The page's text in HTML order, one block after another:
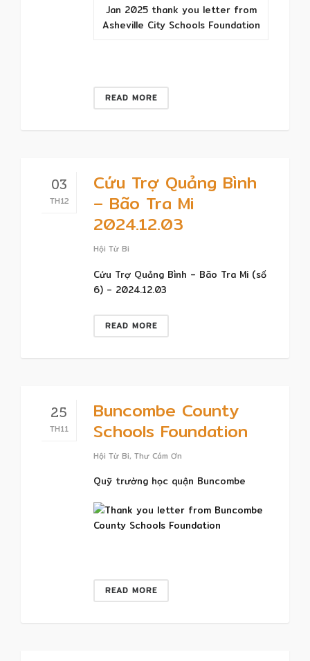
Jan 2025 thank you letter from
Asheville City Schools Foundation
READ MORE
03
TH12
Cứu Trợ Quảng Bình
– Bão Tra Mi
2024.12.03
Hội Từ Bi
Cứu Trợ Quảng Bình – Bão Tra Mi (số
6) – 2024.12.03
READ MORE
25
TH11
Buncombe County
Schools Foundation
Hội Từ Bi, Thư Cám Ơn
Quỹ trường học quận Buncombe
READ MORE